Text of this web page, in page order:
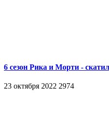
6 сезон Рика и Морти -
23 октября 2022 2974